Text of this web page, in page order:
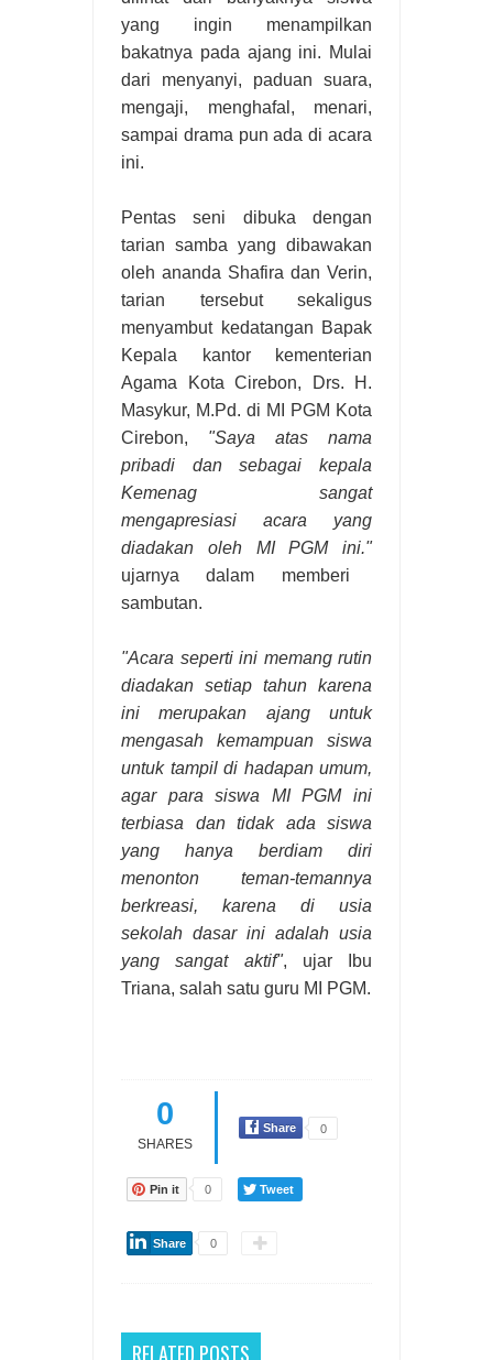
yang ingin menampilkan
bakatnya pada ajang ini. Mulai
dari menyanyi, paduan suara,
mengaji, menghafal, menari,
sampai drama pun ada di acara
ini.
Pentas seni dibuka dengan
tarian samba yang dibawakan
oleh ananda Shafira dan Verin,
tarian tersebut sekaligus
menyambut kedatangan Bapak
Kepala kantor kementerian
Agama Kota Cirebon, Drs. H.
Masykur, M.Pd. di MI PGM Kota
Cirebon, "Saya atas nama
pribadi dan sebagai kepala
Kemenag sangat
mengapresiasi acara yang
diadakan oleh MI PGM ini."
ujarnya dalam memberi
sambutan.
"Acara seperti ini memang rutin
diadakan setiap tahun karena
ini merupakan ajang untuk
mengasah kemampuan siswa
untuk tampil di hadapan umum,
agar para siswa MI PGM ini
terbiasa dan tidak ada siswa
yang hanya berdiam diri
menonton teman-temannya
berkreasi, karena di usia
sekolah dasar ini adalah usia
yang sangat aktif", ujar Ibu
Triana, salah satu guru MI PGM.
0
SHARES
Share 0
Pin it 0 Tweet
Share 0
RELATED POSTS